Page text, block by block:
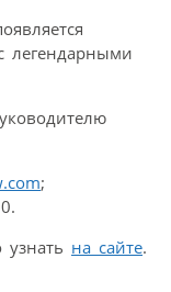
легендарными
;
на сайте.